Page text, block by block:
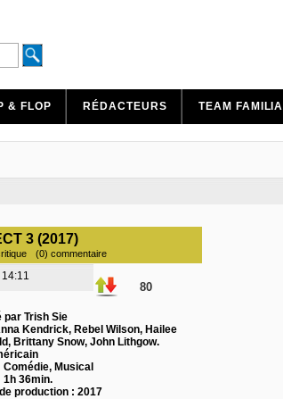
& FLOP RÉDACTEURS TEAM FAMILIA
3 (2017)
(0) commentaire
80
par Trish Sie
Kendrick, Rebel Wilson, Hailee
Brittany Snow, John Lithgow.
Comédie, Musical
1h 36min.
production : 2017